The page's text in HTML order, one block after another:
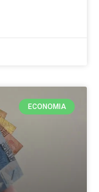
ECONOMIA